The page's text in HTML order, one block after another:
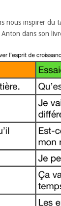
nous inspirer du
dans son